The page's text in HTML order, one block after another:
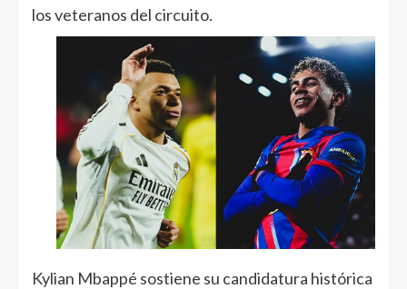
los veteranos del circuito.
Kylian Mbappé sostiene su candidatura histórica